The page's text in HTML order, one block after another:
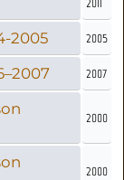
2005 2005
2007
2000
2000